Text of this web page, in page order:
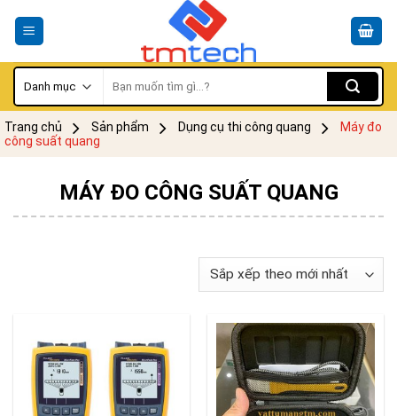
kiếm:
Trang chủ Sản phẩm Dụng cụ thi công quang
Máy đo
công suất quang
MÁY ĐO CÔNG SUẤT QUANG